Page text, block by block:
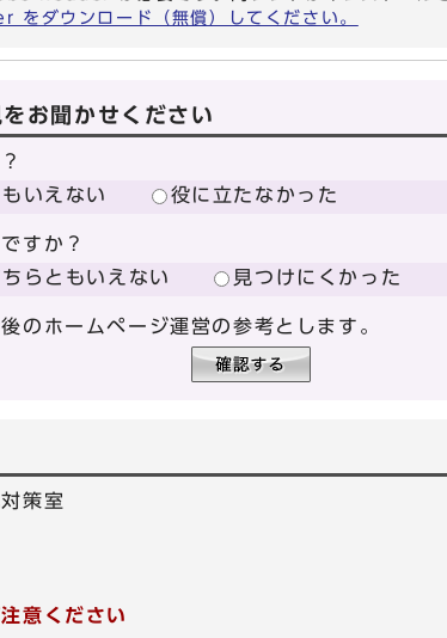
ダウンロード（無償）してください。
お聞かせください
いえない 役に立たなかった
すか？
ちらともいえない 見つけにくかった
のホームページ運営の参考とします。
策室
意ください